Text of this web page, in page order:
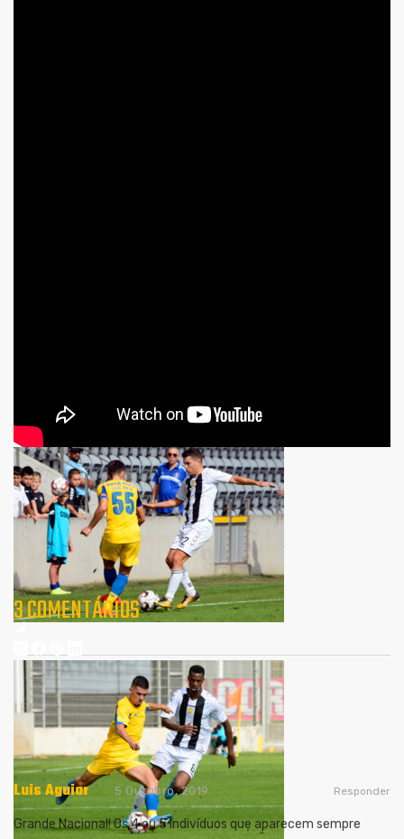
3 COMENTÁRIOS
Luis Aguiar 5 Outubro, 2019
Grande Nacional! Os 4 ou 5 indivíduos que aparecem sempre
Responder